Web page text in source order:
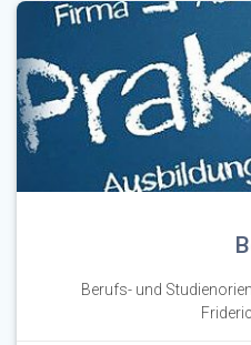
Berufs- und